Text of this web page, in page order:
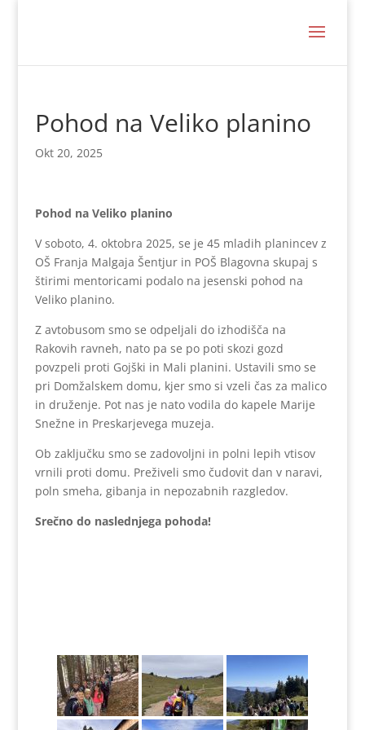
Pohod na Veliko planino
Okt 20, 2025
Pohod na Veliko planino
V soboto, 4. oktobra 2025, se je 45 mladih planincev z
OŠ Franja Malgaja Šentjur in POŠ Blagovna skupaj s
štirimi mentoricami podalo na jesenski pohod na
Veliko planino.
Z avtobusom smo se odpeljali do izhodišča na
Rakovih ravneh, nato pa se po poti skozi gozd
povzpeli proti Gojški in Mali planini. Ustavili smo se
pri Domžalskem domu, kjer smo si vzeli čas za malico
in druženje. Pot nas je nato vodila do kapele Marije
Snežne in Preskarjevega muzeja.
Ob zaključku smo se zadovoljni in polni lepih vtisov
vrnili proti domu. Preživeli smo čudovit dan v naravi,
poln smeha, gibanja in nepozabnih razgledov.
Srečno do naslednjega pohoda!